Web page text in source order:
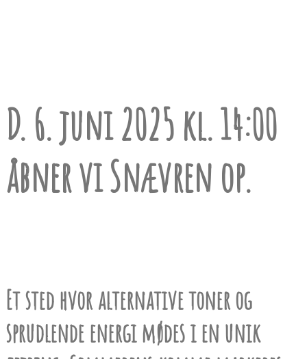
D. 6. juni 2025 kl. 14:00
åbner vi Snævren op.
Et sted hvor alternative toner og
sprudlende energi mødes i en unik